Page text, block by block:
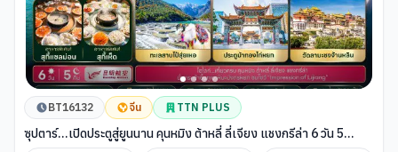
BT16132 จีน TTN PLUS
ซุปตาร์...เปิดประตูสู่ยูนนาน คุนหมิง ต้าหลี่ ลี่เจียง แชงกรีล่า 6 วัน 5